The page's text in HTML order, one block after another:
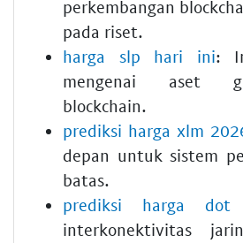
perkembangan
pada riset.
harga slp hari ini:
mengenai aset
blockchain.
prediksi harga xlm
depan untuk sistem
batas.
prediksi harga dot
interkonektivitas